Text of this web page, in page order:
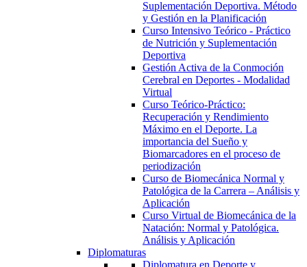
Suplementación Deportiva. Método
y Gestión en la Planificación
Curso Intensivo Teórico - Práctico
de Nutrición y Suplementación
Deportiva
Gestión Activa de la Conmoción
Cerebral en Deportes - Modalidad
Virtual
Curso Teórico-Práctico:
Recuperación y Rendimiento
Máximo en el Deporte. La
importancia del Sueño y
Biomarcadores en el proceso de
periodización
Curso de Biomecánica Normal y
Patológica de la Carrera – Análisis y
Aplicación
Curso Virtual de Biomecánica de la
Natación: Normal y Patológica.
Análisis y Aplicación
Diplomaturas
Diplomatura en Deporte y